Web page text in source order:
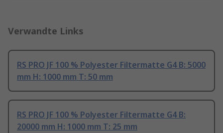
Verwandte Links
RS PRO JF 100 % Polyester Filtermatte G4 B: 5000
mm H: 1000 mm T: 50 mm
RS PRO JF 100 % Polyester Filtermatte G4 B:
20000 mm H: 1000 mm T: 25 mm